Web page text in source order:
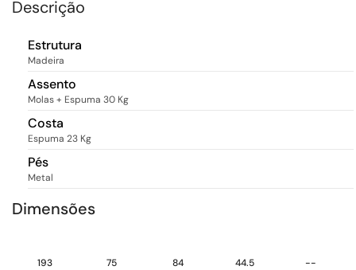
Descrição
Estrutura
Madeira
Assento
Molas + Espuma 30 Kg
Costa
Espuma 23 Kg
Pés
Metal
Dimensões
193 75 84 44.5 --